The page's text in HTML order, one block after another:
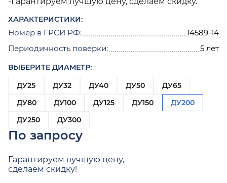
ХАРАКТЕРИСТИКИ:
Номер в ГРСИ РФ:
14589-14
Периодичность поверки:
5 лет
ВЫБЕРИТЕ ДИАМЕТР:
ДУ25
ДУ32 ДУ40 ДУ50
ДУ65
ДУ80
ДУ100 ДУ125 ДУ150
ДУ200
ДУ250
ДУ300
По запросу
Гарантируем лучшую цену,
сделаем скидку!